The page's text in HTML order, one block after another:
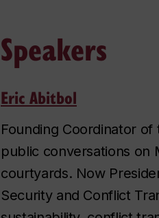
Speakers
Eric Abitbol
Founding Coordinator
public conversations on
courtyards. Now
Security and Conflict